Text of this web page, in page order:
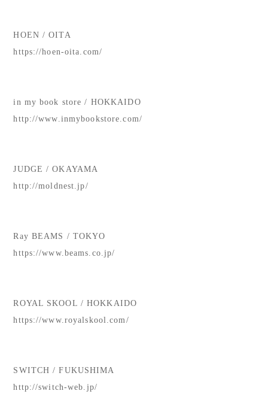
HOEN / OITA
https://hoen-oita.com/
in my book store / HOKKAIDO
http://www.inmybookstore.com/
JUDGE / OKAYAMA
http://moldnest.jp/
Ray BEAMS / TOKYO
https://www.beams.co.jp/
ROYAL SKOOL / HOKKAIDO
https://www.royalskool.com/
SWITCH / FUKUSHIMA
http://switch-web.jp/